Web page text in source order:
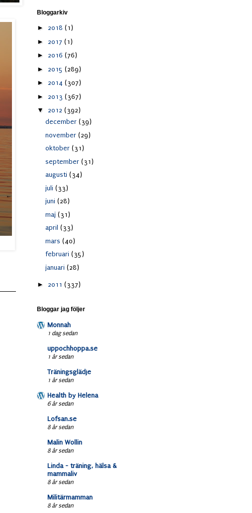
Bloggarkiv
► 2018 (1)
► 2017 (1)
► 2016 (76)
► 2015 (289)
► 2014 (307)
► 2013 (367)
▼ 2012 (392)
december (39)
november (29)
oktober (31)
september (31)
augusti (34)
juli (33)
juni (28)
maj (31)
april (33)
mars (40)
februari (35)
januari (28)
► 2011 (337)
Bloggar jag följer
Monnah
1 dag sedan
uppochhoppa.se
1 år sedan
Träningsglädje
1 år sedan
Health by Helena
6 år sedan
Lofsan.se
8 år sedan
Malin Wollin
8 år sedan
Linda - träning, hälsa &
mammaliv
8 år sedan
Militärmamman
8 år sedan